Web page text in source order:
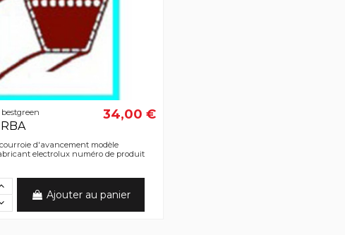
34,00 €
courroie d'avancement modèle
electrolux numéro de produit
Ajouter au panier